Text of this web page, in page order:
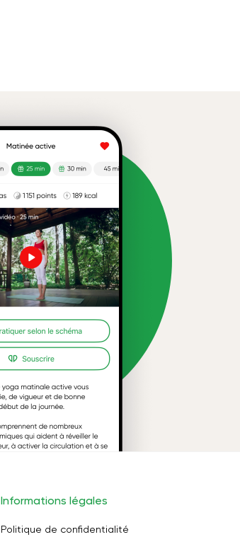
Informations légales
Politique de confidentialité